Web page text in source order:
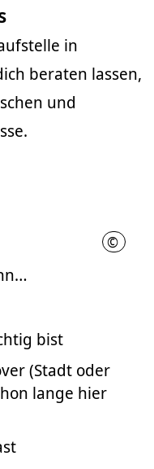
in
beraten lassen,
und
©
bist
(Stadt oder
lange hier